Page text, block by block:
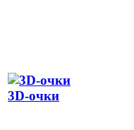
3D-очки